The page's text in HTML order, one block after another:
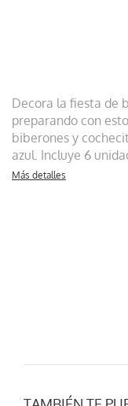
Decora la fiesta de
preparando con
biberones y
azul. Incluye 6
Más detalles